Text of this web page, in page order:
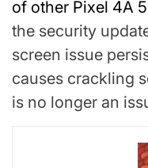
of other Pixel 4A
the security
screen issue
causes crackling
is no longer an